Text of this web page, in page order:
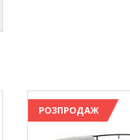
РОЗПРОДАЖ